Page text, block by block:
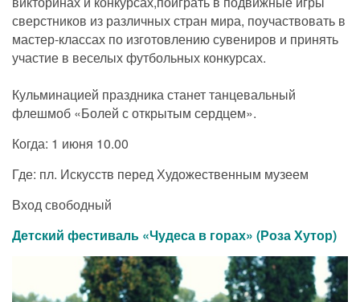
сверстников из различных стран мира, поучаствовать в
мастер-классах по изготовлению сувениров и принять
участие в веселых футбольных конкурсах.
Кульминацией праздника станет танцевальный
флешмоб «Болей с открытым сердцем».
Когда: 1 июня 10.00
Где: пл. Искусств перед Художественным музеем
Вход свободный
Детский фестиваль «Чудеса в горах» (Роза Хутор)